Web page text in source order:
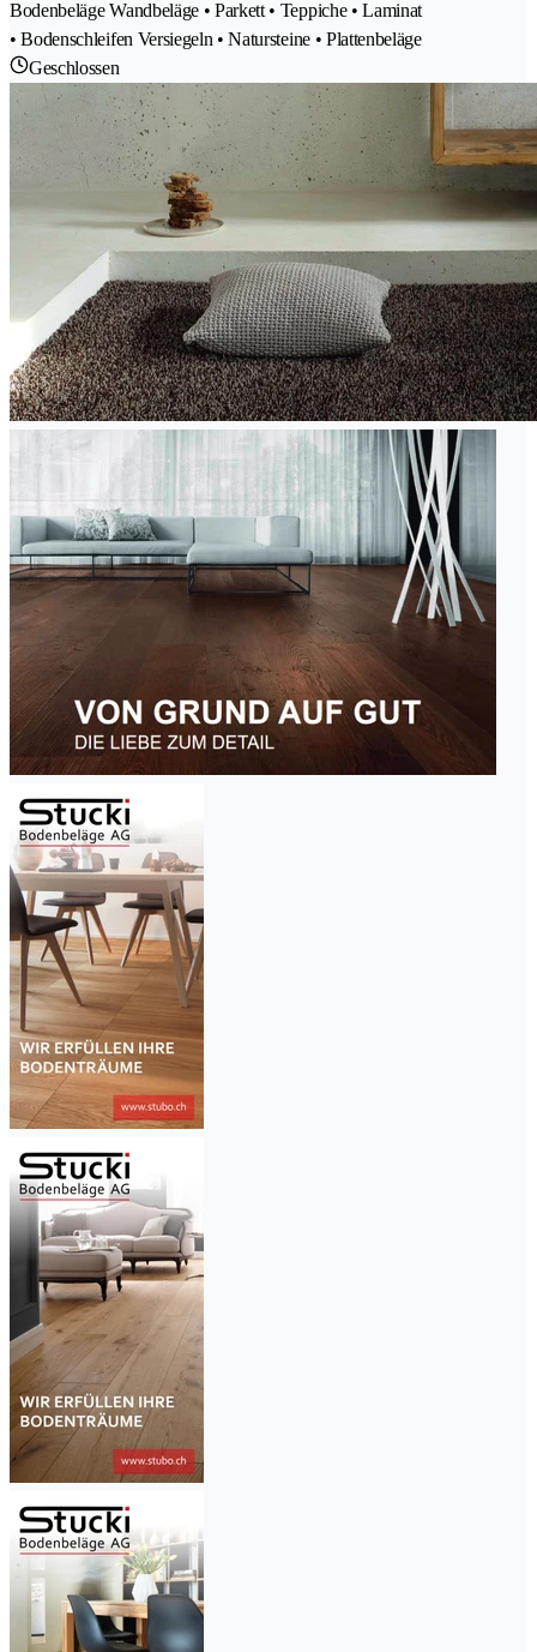
Bodenbeläge Wandbeläge • Parkett • Teppiche • Laminat
• Bodenschleifen Versiegeln • Natursteine • Plattenbeläge
Geschlossen